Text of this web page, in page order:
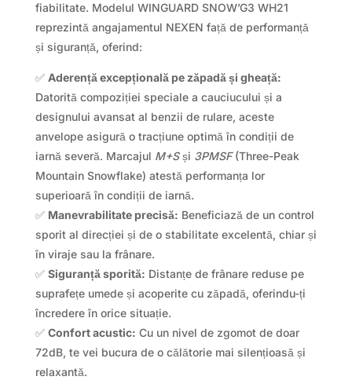
fiabilitate. Modelul WINGUARD SNOW’G3 WH21
reprezintă angajamentul NEXEN față de performanță
și siguranță, oferind:
✅ Aderență excepțională pe zăpadă și gheață:
Datorită compoziției speciale a cauciucului și a
designului avansat al benzii de rulare, aceste
anvelope asigură o tracțiune optimă în condiții de
iarnă severă. Marcajul M+Sși 3PMSF(Three-Peak
Mountain Snowflake) atestă performanța lor
superioară în condiții de iarnă.
✅ Manevrabilitate precisă: Beneficiază de un control
sporit al direcției și de o stabilitate excelentă, chiar și
în viraje sau la frânare.
✅ Siguranță sporită: Distanțe de frânare reduse pe
suprafețe umede și acoperite cu zăpadă, oferindu-ți
încredere în orice situație.
✅ Confort acustic: Cu un nivel de zgomot de doar
72dB, te vei bucura de o călătorie mai silențioasă și
relaxantă.